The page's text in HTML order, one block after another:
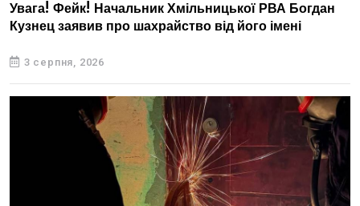
Увага! Фейк! Начальник Хмільницької РВА Богдан
Кузнец заявив про шахрайство від його імені
3 серпня, 2026